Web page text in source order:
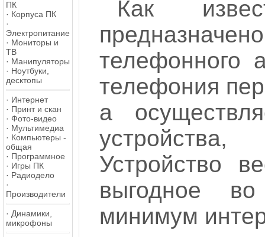
ПК
· Корпуса ПК
·
Электропитание
· Мониторы и
ТВ
· Манипуляторы
· Ноутбуки,
десктопы
· Интернет
· Принт и скан
· Фото-видео
· Мультимедиа
· Компьютеры -
общая
· Программное
· Игры ПК
· Радиодело
·
Производители
· Динамики,
микрофоны
Как
телефонного
телефония
а
Устройство
выгодное
минимум